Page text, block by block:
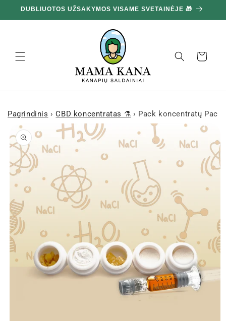
ir pereikite
prie turinio
DUBLIUOTOS UŽSAKYMOS VISAME SVETAINĖJE 🎁
Krepšelis
Pagrindinis › CBD koncentratas ⚗️ › Pack koncentratų Pack
Pereiti prie
informacijos
apie gaminį